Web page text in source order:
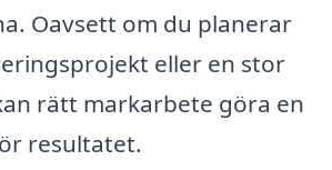
Oavsett om du planerar
eller en stor
rätt markarbete göra en
resultatet.